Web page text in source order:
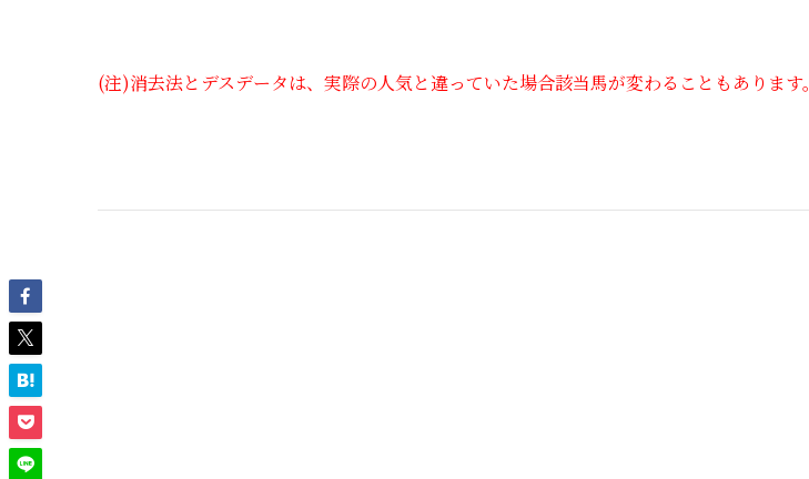
(注)消去法とデスデータは、実際の人気と違っていた場合該当馬が変わることもあります。